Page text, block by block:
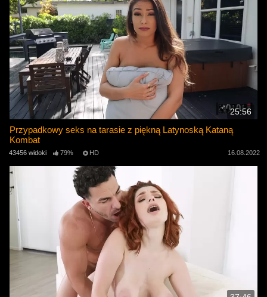
25:56
Przypadkowy seks na tarasie z piękną Latynoską Kataną
Kombat
43456 widoki 79% HD 16.08.2022